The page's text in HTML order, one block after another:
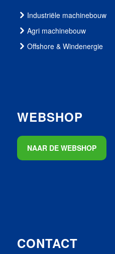
Industriële machinebouw
Agri machinebouw
Offshore & Windenergie
WEBSHOP
NAAR DE WEBSHOP
CONTACT